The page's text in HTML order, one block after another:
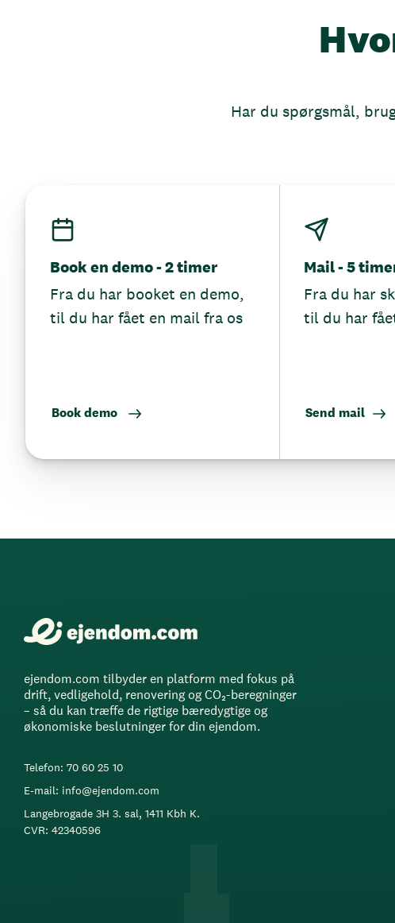
Har du spørgsmål,
Book en demo - 2 timer
Fra du har booket en demo,
til du har fået en mail fra os
Book demo
Mail - 5
Fra du har
til du har
Send mail
ejendom.com tilbyder en platform med fokus på
drift, vedligehold, renovering og CO₂-beregninger
– så du kan træffe de rigtige bæredygtige og
økonomiske beslutninger for din ejendom.
Telefon: 70 60 25 10
E-mail: info@ejendom.com
Langebrogade 3H 3. sal, 1411 Kbh K.
CVR: 42340596